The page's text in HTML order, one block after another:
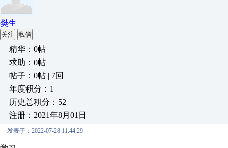
樊生
关注 私信
精华：0帖
求助：0帖
帖子：0帖 | 7回
年度积分：1
历史总积分：52
注册：2021年8月01日
发表于：2022-07-28 11:44:29